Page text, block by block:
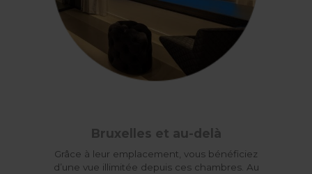
Bruxelles et au-delà
Grâce à leur emplacement, vous bénéficiez
d’une vue illimitée depuis ces chambres. Au